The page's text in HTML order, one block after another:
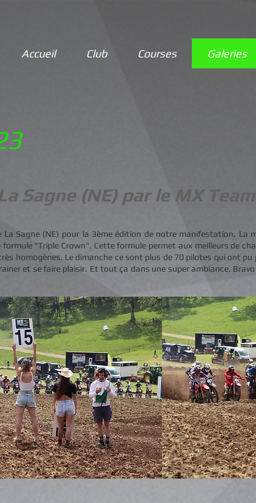
Accueil Club Courses Galeries
Sagne (NE) par le MX
Sagne (NE) pour la 3ème édition de notre manifestation. La
"Triple Crown". Cette formule permet aux meilleurs de
homogènes. Le dimanche ce sont plus de 70 pilotes qui ont
et se faire plaisir. Et tout ça dans une super ambiance.